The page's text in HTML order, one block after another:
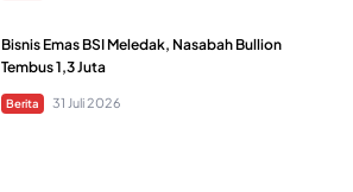
Bisnis Emas BSI Meledak, Nasabah Bullion
Tembus 1,3 Juta
Berita 31 Juli 2026